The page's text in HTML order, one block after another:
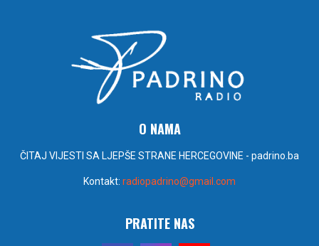
O NAMA
ČITAJ VIJESTI SA LJEPŠE STRANE HERCEGOVINE - padrino.ba
Kontakt: radiopadrino@gmail.com
PRATITE NAS